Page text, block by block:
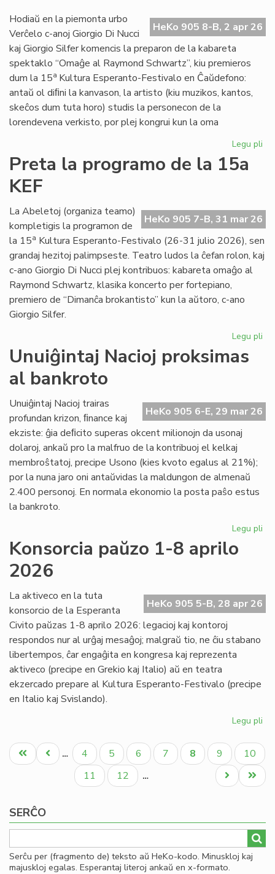
ne
HeKo 905 8-B, 2 apr 26
Hodiaŭ en la piemonta urbo
Verĉelo c-anoj Giorgio Di Nucci
kaj Giorgio Silfer komencis la preparon de la kabareta
spektaklo “Omaĝe al Raymond Schwartz”, kiu premieros
dum la 15a Kultura Esperanto-Festivalo en Ĉaŭdefono:
antaŭ ol diﬁni la kanvason, la artisto (kiu muzikos, kantos,
skeĉos dum tuta horo) studis la personecon de la
lorendevena verkisto, por plej kongrui kun la oma
Legu pli
de
Preta la programo de la 15a
KEF
HeKo 905 7-B, 31 mar 26
La Abeletoj (organiza teamo)
kompletigis la programon de
la 15a Kultura Esperanto-Festivalo (26-31 julio 2026), sen
grandaj hezitoj palimpseste. Teatro ludos la ĉefan rolon, kaj
c-ano Giorgio Di Nucci plej kontribuos: kabareta omaĝo al
Raymond Schwartz, klasika koncerto per fortepiano,
premiero de “Dimanĉa brokantisto” kun la aŭtoro, c-ano
Giorgio Silfer.
Legu pli
la
Unuiĝintaj Nacioj proksimas
al bankroto
HeKo 905 6-E, 29 mar 26
Unuiĝintaj Nacioj trairas
profundan krizon, ﬁnance kaj
ekziste: ĝia deﬁcito superas okcent milionojn da usonaj
dolaroj, ankaŭ pro la malfruo de la kontribuoj el kelkaj
membroŝtatoj, precipe Usono (kies kvoto egalus al 21%);
por la nuna jaro oni antaŭvidas la maldungon de almenaŭ
2.400 personoj. En normala ekonomio la posta paŝo estus
la bankroto.
Legu pli
Konsorcia paŭzo 1-8 aprilo
2026
HeKo 905 5-B, 28 apr 26
La aktiveco en la tuta
konsorcio de la Esperanta
Civito paŭzas 1-8 aprilo 2026: legacioj kaj kontoroj
respondos nur al urĝaj mesaĝoj; malgraŭ tio, ne ĉiu stabano
libertempos, ĉar engaĝita en kongresa kaj reprezenta
aktiveco (precipe en Grekio kaj Italio) aŭ en teatra
ekzercado prepare al Kultura Esperanto-Festivalo (precipe
en Italio kaj Svislando).
Legu pli
1-
8
Pagination
Unua
paĝo
Antaŭa
paĝo
… Paĝo
4 Paĝo
5 Paĝo
6 Paĝo
7
Aktuala
paĝo
8 Paĝo
9 Paĝo
10
Paĝo
11 Paĝo
12 …
Last
page
Next
page
SERĈO
Serĉu per (fragmento de) teksto aŭ HeKo-kodo. Minuskloj kaj
majuskloj egalas. Esperantaj literoj ankaŭ en x-formato.